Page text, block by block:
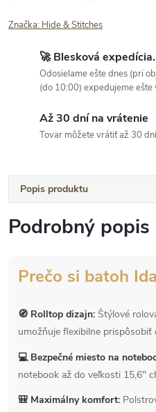
Značka: Hide & Stitches
🚀 Blesková expedícia.
Odosielame ešte dnes (pri
(do 10:00) expedujeme ešte
Až 30 dní na vrátenie
Tovar môžete vrátiť až 30
Popis produktu
Podrobný popis
Prečo si batoh
🧭 Rolltop dizajn: Štýlové
umožňuje flexibilne prispôsobiť
💻 Bezpečné miesto na
notebook až do veľkosti 15,6"
🎒 Maximálny komfort: